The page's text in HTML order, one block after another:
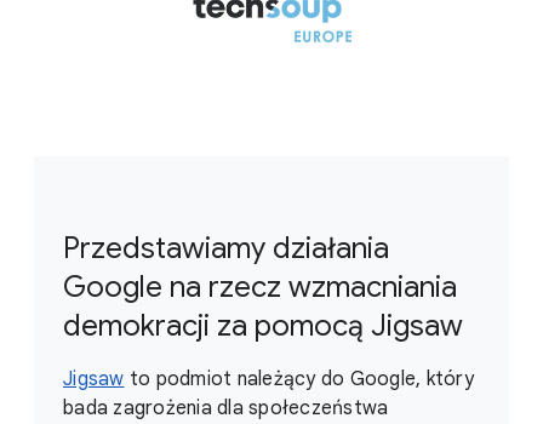
Przedstawiamy działania
Google na rzecz wzmacniania
demokracji za pomocą Jigsaw
Jigsaw to podmiot należący do Google, który
bada zagrożenia dla społeczeństwa